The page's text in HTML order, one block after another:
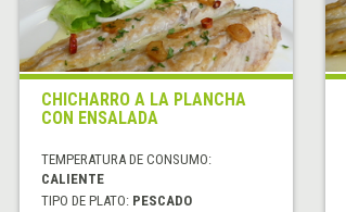
CHICHARRO A LA PLANCHA
CON ENSALADA
TEMPERATURA DE CONSUMO:
CALIENTE
TIPO DE PLATO: PESCADO